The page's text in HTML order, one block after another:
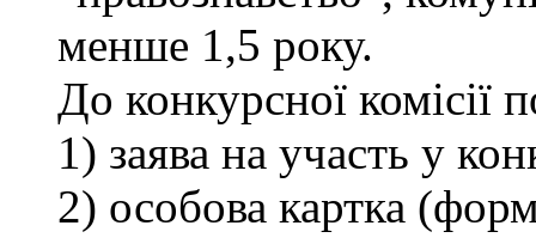
менше 1,5 року.
До конкурсної комісії
1) заява на участь у
2) особова картка